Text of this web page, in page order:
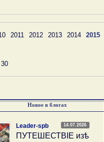
2011 2012 2013 2014
2015
30
Новое в блогах
14.07.2026
Leader-spb
ПУТЕШЕСТВIE изѣ